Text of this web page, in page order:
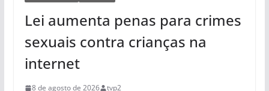
Lei aumenta penas para crimes
sexuais contra crianças na
internet
8 de agosto de 2026 tvp2